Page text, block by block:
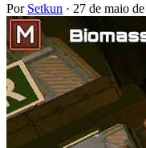
Por Setkun · 27 de maio